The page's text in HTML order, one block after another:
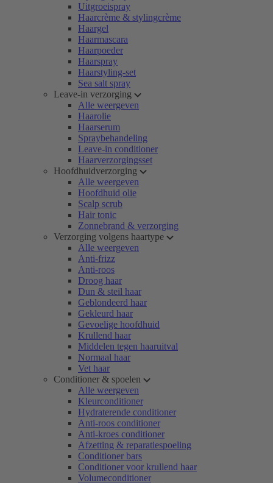
Uitgroeispray
Haarcrème & stylingcrème
Haargel
Haarmascara
Haarpoeder
Haarspray
Haarstyling-set
Sea salt spray
Leave-in verzorging
Alle weergeven
Haarolie
Haarserum
Spraybehandeling
Leave-in conditioner
Haarverzorgingsset
Hoofdhuidverzorging
Alle weergeven
Hoofdhuid olie
Scalp scrub
Hair tonic
Zonnebrand & verzorging
Verzorging volgens haartype
Alle weergeven
Anti-frizz
Anti-roos
Droog haar
Dun & steil haar
Geblondeerd haar
Gekleurd haar
Gevoelige hoofdhuid
Krullend haar
Middelen tegen haaruitval
Normaal haar
Vet haar
Conditioner & spoelen
Alle weergeven
Kleurconditioner
Hydraterende conditioner
Anti-roos conditioner
Anti-kroes conditioner
Afzetting & reparatiespoeling
Conditioner bars
Conditioner voor krullend haar
Volumeconditioner